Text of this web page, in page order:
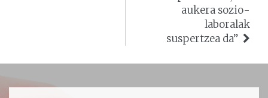
aukera sozio-
laboralak
suspertzea da”